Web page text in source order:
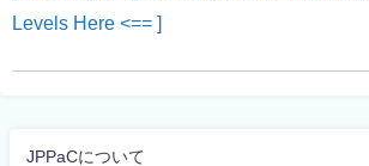
Levels Here <== ]
JPPaCについて